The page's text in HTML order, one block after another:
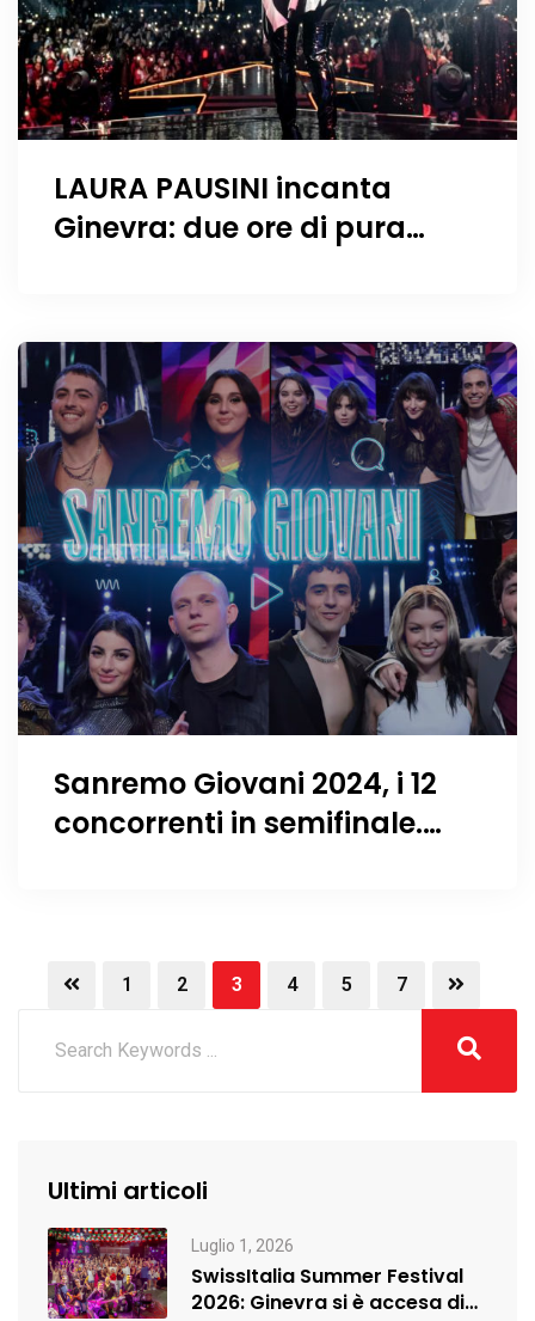
LAURA PAUSINI incanta
Ginevra: due ore di pura
Sanremo Giovani 2024, i 12
concorrenti in semifinale.
1 2 3 4 5 7
Ultimi articoli
Luglio 1, 2026
SwissItalia Summer Festival
2026: Ginevra si è accesa di